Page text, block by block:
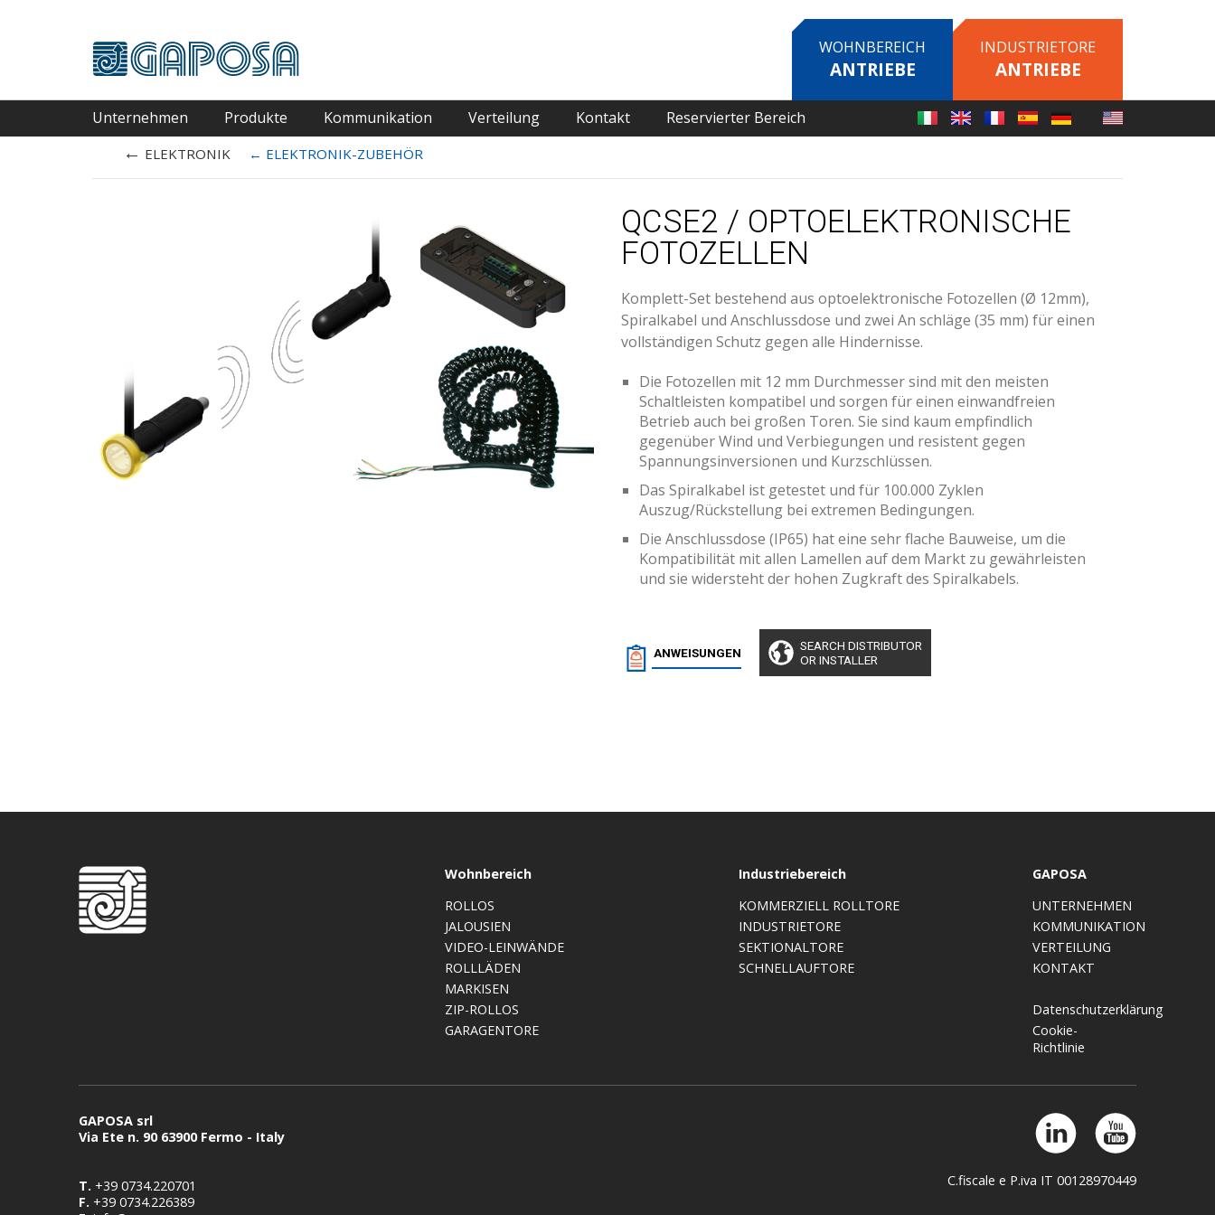
WOHNBEREICH
ANTRIEBE
INDUSTRIETORE
ANTRIEBE
Unternehmen Produkte Kommunikation Verteilung Kontakt Reservierter Bereich
← ELEKTRONIK ← ELEKTRONIK-ZUBEHÖR
QCSE2 / OPTOELEKTRONISCHE
FOTOZELLEN
Komplett-Set bestehend aus optoelektronische Fotozellen (Ø 12mm),
Spiralkabel und Anschlussdose und zwei An schläge (35 mm) für einen
vollständigen Schutz gegen alle Hindernisse.
Die Fotozellen mit 12 mm Durchmesser sind mit den meisten
Schaltleisten kompatibel und sorgen für einen einwandfreien
Betrieb auch bei großen Toren. Sie sind kaum empfindlich
gegenüber Wind und Verbiegungen und resistent gegen
Spannungsinversionen und Kurzschlüssen.
Das Spiralkabel ist getestet und für 100.000 Zyklen
Auszug/Rückstellung bei extremen Bedingungen.
Die Anschlussdose (IP65) hat eine sehr flache Bauweise, um die
Kompatibilität mit allen Lamellen auf dem Markt zu gewährleisten
und sie widersteht der hohen Zugkraft des Spiralkabels.
ANWEISUNGEN
SEARCH DISTRIBUTOR
OR INSTALLER
Wohnbereich
ROLLOS
JALOUSIEN
VIDEO-LEINWÄNDE
ROLLLÄDEN
MARKISEN
ZIP-ROLLOS
GARAGENTORE
Industriebereich
KOMMERZIELL ROLLTORE
INDUSTRIETORE
SEKTIONALTORE
SCHNELLAUFTORE
GAPOSA
UNTERNEHMEN
KOMMUNIKATION
VERTEILUNG
KONTAKT
Datenschutzerklärung
Cookie-
Richtlinie
GAPOSA srl
Via Ete n. 90 63900 Fermo - Italy
T. +39 0734.220701
F. +39 0734.226389
C.fiscale e P.iva IT 00128970449